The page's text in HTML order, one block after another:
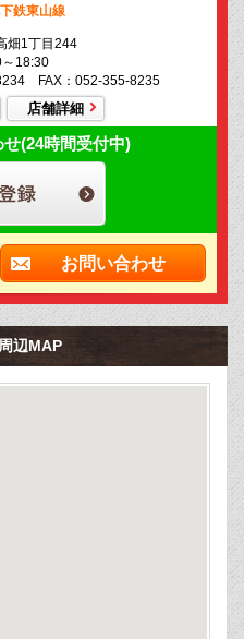
鉄東山線
畑1丁目244
18:30
FAX：052-355-8235
店舗詳細
(24時間受付中)
お問い合わせ
辺MAP